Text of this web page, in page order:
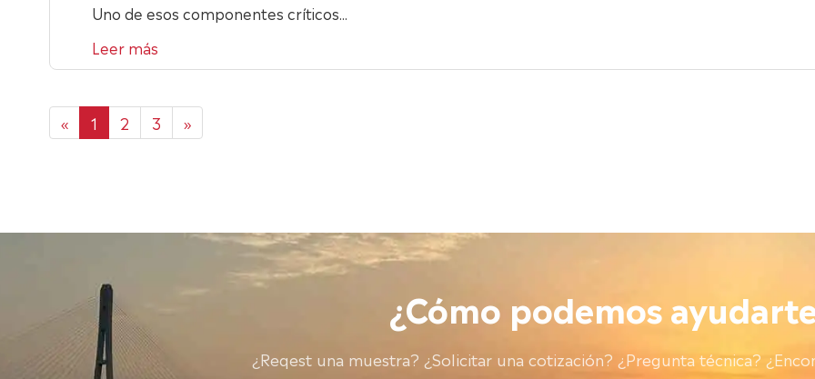
Uno de esos componentes críticos...
Leer más
« 1 2 3 »
¿Cómo podemos
¿Reqest una muestra? ¿Solicitar una cotización? ¿Pregunta técnica?